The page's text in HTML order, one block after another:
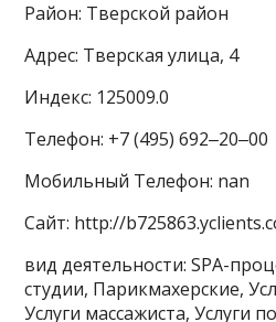
Район: Тверской район
Адрес: Тверская улица, 4
Индекс: 125009.0
Телефон: +7 (495) 692‒20‒00
Мобильный Телефон: nan
Сайт: http://
вид деятельности: SPA-
студии, Парикмахерские,
Услуги массажиста, Услуги